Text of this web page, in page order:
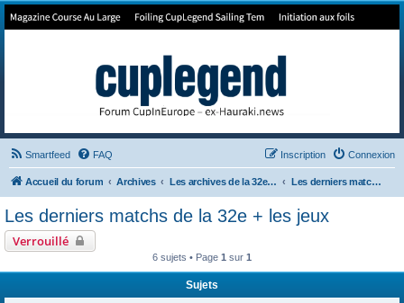
Forum de Cup In Europe
Smartfeed FAQ Connexion
Inscription
Accueil du forum Archives Les archives de la 32e America's Cup Les derniers matchs de la 32e + les jeux
Les derniers matchs de la 32e + les jeux
Verrouillé
6 sujets • Page 1 sur 1
Sujets